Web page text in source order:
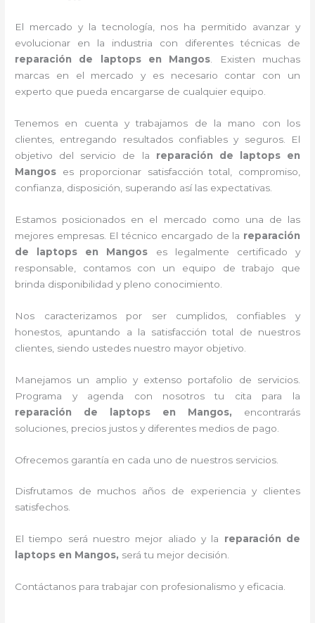
El mercado y la tecnología, nos ha permitido avanzar y
evolucionar en la industria con diferentes técnicas de
reparación de laptops en Mangos . Existen muchas
marcas en el mercado y es necesario contar con un
experto que pueda encargarse de cualquier equipo.
Tenemos en cuenta y trabajamos de la mano con los
clientes, entregando resultados confiables y seguros. El
objetivo del servicio de la reparación de laptops en
Mangos es proporcionar satisfacción total, compromiso,
confianza, disposición, superando así las expectativas.
Estamos posicionados en el mercado como una de las
mejores empresas. El técnico encargado de la reparación
de laptops en Mangos es legalmente certificado y
responsable, contamos con un equipo de trabajo que
brinda disponibilidad y pleno conocimiento.
Nos caracterizamos por ser cumplidos, confiables y
honestos, apuntando a la satisfacción total de nuestros
clientes, siendo ustedes nuestro mayor objetivo.
Manejamos un amplio y extenso portafolio de servicios.
Programa y agenda con nosotros tu cita para la
reparación de laptops en Mangos, encontrarás
soluciones, precios justos y diferentes medios de pago.
Ofrecemos garantía en cada uno de nuestros servicios.
Disfrutamos de muchos años de experiencia y clientes
satisfechos.
El tiempo será nuestro mejor aliado y la reparación de
laptops en Mangos, será tu mejor decisión.
Contáctanos para trabajar con profesionalismo y eficacia.